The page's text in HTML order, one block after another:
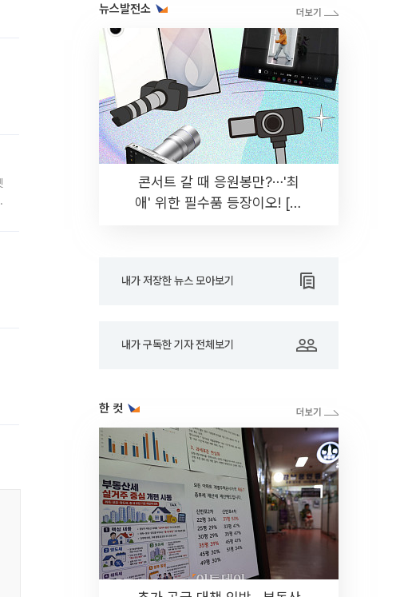
뉴스발전소
콘서트 갈 때 응원봉만?⋯'최
애' 위한 필수품 등장이오! [솔
내가 저장한 뉴스 모아보기
내가 구독한 기자 전체보기
한 컷